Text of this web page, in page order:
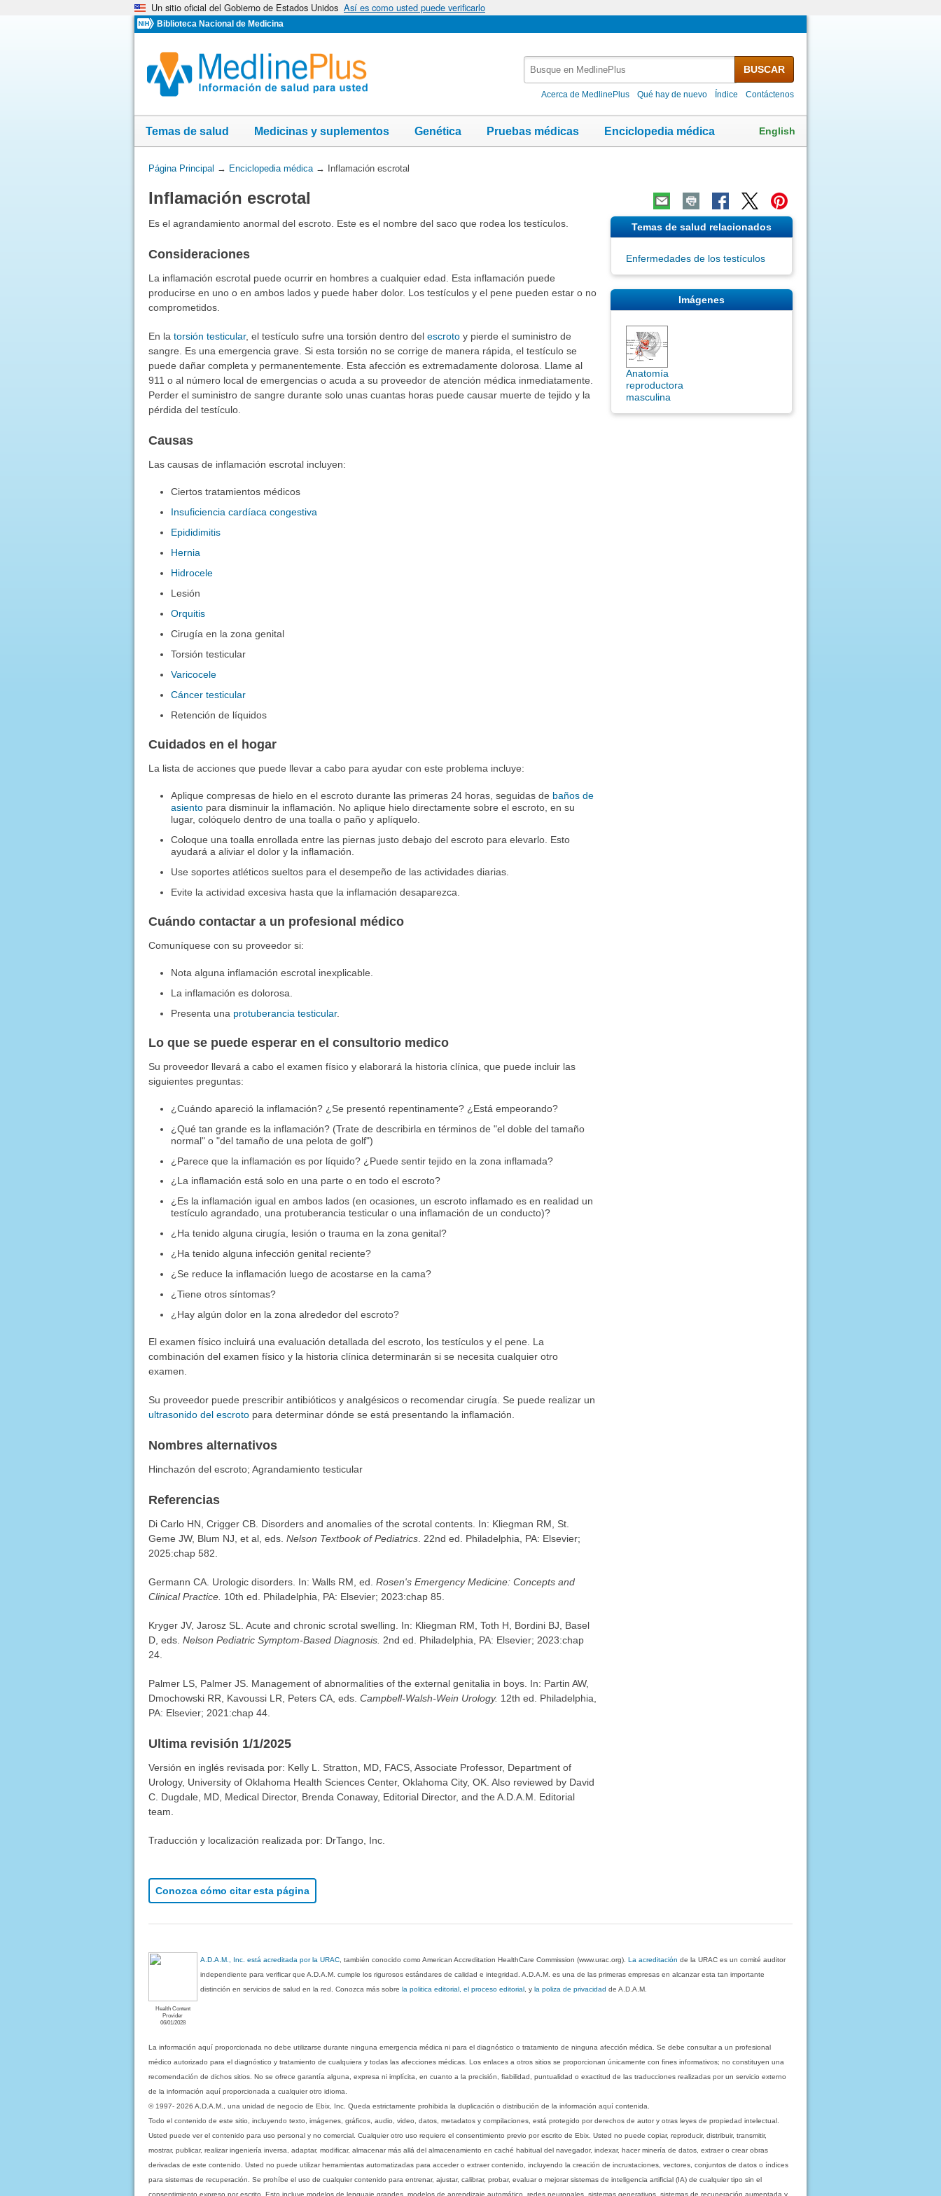
Un sitio oficial del Gobierno de Estados Unidos Así es como usted puede verificarlo
Biblioteca Nacional de Medicina
MedlinePlus
BUSCAR
Acerca de MedlinePlus Qué hay de nuevo Índice Contáctenos
Temas de salud Medicinas y suplementos Genética Pruebas médicas Enciclopedia médica English
Usted
aquí:
Página Principal → Enciclopedia médica→ Inflamación escrotal
Inflamación escrotal
Es el agrandamiento anormal del escroto. Este es el nombre del saco que rodea los testículos.
Consideraciones
La inflamación escrotal puede ocurrir en hombres a cualquier edad. Esta inflamación puede
producirse en uno o en ambos lados y puede haber dolor. Los testículos y el pene pueden estar o no
comprometidos.
En la torsión testicular, el testículo sufre una torsión dentro del escrotoy pierde el suministro de
sangre. Es una emergencia grave. Si esta torsión no se corrige de manera rápida, el testículo se
puede dañar completa y permanentemente. Esta afección es extremadamente dolorosa. Llame al
911 o al número local de emergencias o acuda a su proveedor de atención médica inmediatamente.
Perder el suministro de sangre durante solo unas cuantas horas puede causar muerte de tejido y la
pérdida del testículo.
Causas
Las causas de inflamación escrotal incluyen:
Ciertos tratamientos médicos
Insuficiencia cardíaca congestiva
Epididimitis
Hernia
Hidrocele
Lesión
Orquitis
Cirugía en la zona genital
Torsión testicular
Varicocele
Cáncer testicular
Retención de líquidos
Cuidados en el hogar
La lista de acciones que puede llevar a cabo para ayudar con este problema incluye:
Aplique compresas de hielo en el escroto durante las primeras 24 horas, seguidas de baños de
asiento para disminuir la inflamación. No aplique hielo directamente sobre el escroto, en su
lugar, colóquelo dentro de una toalla o paño y aplíquelo.
Coloque una toalla enrollada entre las piernas justo debajo del escroto para elevarlo. Esto
ayudará a aliviar el dolor y la inflamación.
Use soportes atléticos sueltos para el desempeño de las actividades diarias.
Evite la actividad excesiva hasta que la inflamación desaparezca.
Cuándo contactar a un profesional médico
Comuníquese con su proveedor si:
Nota alguna inflamación escrotal inexplicable.
La inflamación es dolorosa.
Presenta una protuberancia testicular.
Lo que se puede esperar en el consultorio medico
Su proveedor llevará a cabo el examen físico y elaborará la historia clínica, que puede incluir las
siguientes preguntas:
¿Cuándo apareció la inflamación? ¿Se presentó repentinamente? ¿Está empeorando?
¿Qué tan grande es la inflamación? (Trate de describirla en términos de "el doble del tamaño
normal" o "del tamaño de una pelota de golf")
¿Parece que la inflamación es por líquido? ¿Puede sentir tejido en la zona inflamada?
¿La inflamación está solo en una parte o en todo el escroto?
¿Es la inflamación igual en ambos lados (en ocasiones, un escroto inflamado es en realidad un
testículo agrandado, una protuberancia testicular o una inflamación de un conducto)?
¿Ha tenido alguna cirugía, lesión o trauma en la zona genital?
¿Ha tenido alguna infección genital reciente?
¿Se reduce la inflamación luego de acostarse en la cama?
¿Tiene otros síntomas?
¿Hay algún dolor en la zona alrededor del escroto?
El examen físico incluirá una evaluación detallada del escroto, los testículos y el pene. La
combinación del examen físico y la historia clínica determinarán si se necesita cualquier otro
examen.
Su proveedor puede prescribir antibióticos y analgésicos o recomendar cirugía. Se puede realizar un
ultrasonido del escrotopara determinar dónde se está presentando la inflamación.
Nombres alternativos
Hinchazón del escroto; Agrandamiento testicular
Referencias
Di Carlo HN, Crigger CB. Disorders and anomalies of the scrotal contents. In: Kliegman RM, St.
Geme JW, Blum NJ, et al, eds. Nelson Textbook of Pediatrics. 22nd ed. Philadelphia, PA: Elsevier;
2025:chap 582.
Germann CA. Urologic disorders. In: Walls RM, ed. Rosen's Emergency Medicine: Concepts and
Clinical Practice. 10th ed. Philadelphia, PA: Elsevier; 2023:chap 85.
Kryger JV, Jarosz SL. Acute and chronic scrotal swelling. In: Kliegman RM, Toth H, Bordini BJ, Basel
D, eds. Nelson Pediatric Symptom-Based Diagnosis. 2nd ed. Philadelphia, PA: Elsevier; 2023:chap
24.
Palmer LS, Palmer JS. Management of abnormalities of the external genitalia in boys. In: Partin AW,
Dmochowski RR, Kavoussi LR, Peters CA, eds. Campbell-Walsh-Wein Urology. 12th ed. Philadelphia,
PA: Elsevier; 2021:chap 44.
Ultima revisión 1/1/2025
Versión en inglés revisada por: Kelly L. Stratton, MD, FACS, Associate Professor, Department of
Urology, University of Oklahoma Health Sciences Center, Oklahoma City, OK. Also reviewed by David
C. Dugdale, MD, Medical Director, Brenda Conaway, Editorial Director, and the A.D.A.M. Editorial
team.
Traducción y localización realizada por: DrTango, Inc.
Conozca cómo citar esta página
Temas de salud relacionados
Enfermedades de los testículos
Imágenes
Anatomía
reproductora
masculina
Health Content
Provider
06/01/2028
A.D.A.M., Inc. está acreditada por la URAC , también conocido como American Accreditation HealthCare Commission (www.urac.org).La acreditación de la URAC es un comité auditor
independiente para verificar que A.D.A.M. cumple los rigurosos estándares de calidad e integridad. A.D.A.M. es una de las primeras empresas en alcanzar esta tan importante
distinción en servicios de salud en la red. Conozca más sobrela politica editorial, el proceso editorial , yla poliza de privacidad de A.D.A.M.
La información aquí proporcionada no debe utilizarse durante ninguna emergencia médica ni para el diagnóstico o tratamiento de ninguna afección médica. Se debe consultar a un profesional
médico autorizado para el diagnóstico y tratamiento de cualquiera y todas las afecciones médicas. Los enlaces a otros sitios se proporcionan únicamente con fines informativos; no constituyen una
recomendación de dichos sitios. No se ofrece garantía alguna, expresa ni implícita, en cuanto a la precisión, fiabilidad, puntualidad o exactitud de las traducciones realizadas por un servicio externo
de la información aquí proporcionada a cualquier otro idioma.
© 1997- 2026 A.D.A.M., una unidad de negocio de Ebix, Inc. Queda estrictamente prohibida la duplicación o distribución de la información aquí contenida.
Todo el contenido de este sitio, incluyendo texto, imágenes, gráficos, audio, video, datos, metadatos y compilaciones, está protegido por derechos de autor y otras leyes de propiedad intelectual.
Usted puede ver el contenido para uso personal y no comercial. Cualquier otro uso requiere el consentimiento previo por escrito de Ebix. Usted no puede copiar, reproducir, distribuir, transmitir,
mostrar, publicar, realizar ingeniería inversa, adaptar, modificar, almacenar más allá del almacenamiento en caché habitual del navegador, indexar, hacer minería de datos, extraer o crear obras
derivadas de este contenido. Usted no puede utilizar herramientas automatizadas para acceder o extraer contenido, incluyendo la creación de incrustaciones, vectores, conjuntos de datos o índices
para sistemas de recuperación. Se prohíbe el uso de cualquier contenido para entrenar, ajustar, calibrar, probar, evaluar o mejorar sistemas de inteligencia artificial (IA) de cualquier tipo sin el
consentimiento expreso por escrito. Esto incluye modelos de lenguaje grandes, modelos de aprendizaje automático, redes neuronales, sistemas generativos, sistemas de recuperación aumentada y